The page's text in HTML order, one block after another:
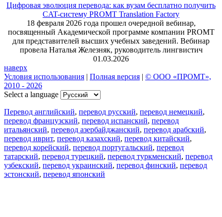
Цифровая эволюция перевода: как вузам бесплатно получить
CAT-систему PROMT Translation Factory
18 февраля 2026 года прошел очередной вебинар,
посвященный Академической программе компании PROMT
для представителей высших учебных заведений. Вебинар
провела Наталья Железняк, руководитель лингвистич
01.03.2026
наверх
Условия использования | Полная версия | © ООО «ПРОМТ»,
2010 - 2026
Select a language
Перевод английский, перевод русский, перевод немецкий,
перевод французский, перевод испанский, перевод
итальянский, перевод азербайджанский, перевод арабский,
перевод иврит, перевод казахский, перевод китайский,
перевод корейский, перевод португальский, перевод
татарский, перевод турецкий, перевод туркменский, перевод
узбекский, перевод украинский, перевод финский, перевод
эстонский, перевод японский